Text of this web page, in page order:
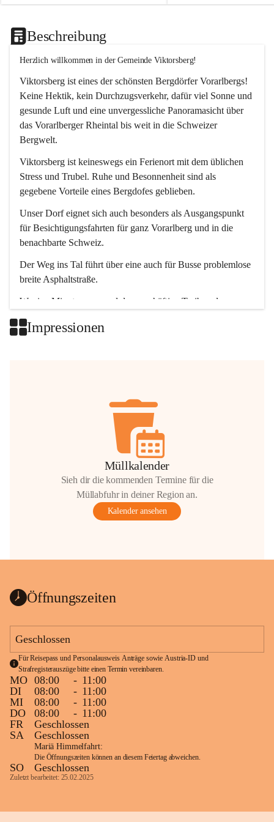
Beschreibung
Herzlich willkommen in der Gemeinde Viktorsberg!
Viktorsberg ist eines der schönsten Bergdörfer Vorarlbergs!
Keine Hektik, kein Durchzugsverkehr, dafür viel Sonne und
gesunde Luft und eine unvergessliche Panoramasicht über
das Vorarlberger Rheintal bis weit in die Schweizer
Bergwelt.
Viktorsberg ist keineswegs ein Ferienort mit dem üblichen
Stress und Trubel. Ruhe und Besonnenheit sind als
gegebene Vorteile eines Bergdofes geblieben.
Unser Dorf eignet sich auch besonders als Ausgangspunkt
für Besichtigungsfahrten für ganz Vorarlberg und in die
benachbarte Schweiz.
Der Weg ins Tal führt über eine auch für Busse problemlose
breite Asphaltstraße.
Wenige Minuten nur, und das geschäftige Treiben der
Impressionen
Müllkalender
Sieh dir die kommenden Termine für die
Müllabfuhr in deiner Region an.
Kalender ansehen
Öffnungszeiten
Geschlossen
Für Reisepass und Personalausweis Anträge sowie Austria-ID und
Strafregisterauszüge bitte einen Termin vereinbaren.
MO 08:00 - 11:00
DI
08:00 - 11:00
MI
08:00 - 11:00
DO
08:00 - 11:00
FR
Geschlossen
SA
Geschlossen
Mariä Himmelfahrt:
Die Öffnungszeiten können an diesem Feiertag abweichen.
SO Geschlossen
Zuletzt bearbeitet: 25.02.2025